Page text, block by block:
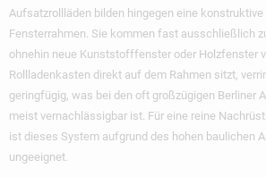
Aufsatzrollläden bilden hingegen eine
Fensterrahmen. Sie kommen fast ausschließlich
ohnehin neue Kunststofffenster oder Holzfenster
Rollladenkasten direkt auf dem Rahmen sitzt,
geringfügig, was bei den oft großzügigen Berliner
meist vernachlässigbar ist. Für eine reine
ist dieses System aufgrund des hohen baulichen
ungeeignet.